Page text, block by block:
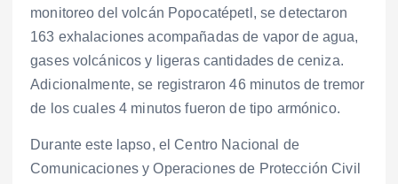
monitoreo del volcán Popocatépetl, se detectaron
163 exhalaciones acompañadas de vapor de agua,
gases volcánicos y ligeras cantidades de ceniza.
Adicionalmente, se registraron 46 minutos de tremor
de los cuales 4 minutos fueron de tipo armónico.
Durante este lapso, el Centro Nacional de
Comunicaciones y Operaciones de Protección Civil